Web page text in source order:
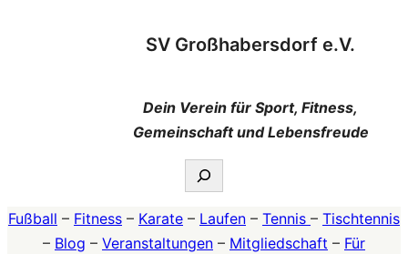
SV Großhabersdorf e.V.
Dein Verein für Sport, Fitness,
Gemeinschaft und Lebensfreude
Suchen
Fußball – Fitness – Karate – Laufen – Tennis – Tischtennis
– Blog – Veranstaltungen – Mitgliedschaft – Für